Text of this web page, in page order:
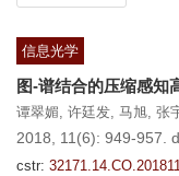
信息光学
图-谱结合的压缩感知
谭翠媚, 许廷发, 马旭, 张
2018, 11(6): 949-957.
cstr: